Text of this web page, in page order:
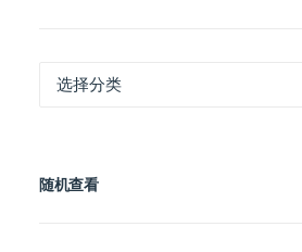
随机查看